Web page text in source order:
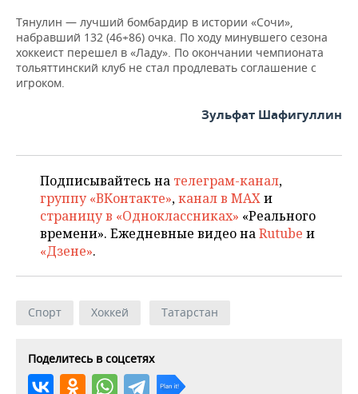
Тянулин — лучший бомбардир в истории «Сочи»,
набравший 132 (46+86) очка. По ходу минувшего сезона
хоккеист перешел в «Ладу». По окончании чемпионата
тольяттинский клуб не стал продлевать соглашение с
игроком.
Зульфат Шафигуллин
Подписывайтесь на телеграм-канал,
группу «ВКонтакте»,канал в MAXи
страницу в «Одноклассниках» «Реального
времени». Ежедневные видео наRutube и
«Дзене».
Спорт Хоккей Татарстан
Поделитесь в соцсетях